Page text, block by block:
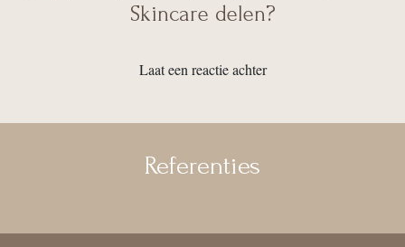
Skincare delen?
Laat een reactie achter
Referenties